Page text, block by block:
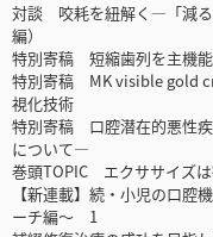
対談 咬耗を紐解く―「減る
編）
特別寄稿 短縮歯列を主機
特別寄稿 MK visible gold
視化技術
特別寄稿 口腔潜在的悪性
について―
巻頭TOPIC エクササイズ
【新連載】続・小児の口腔
ーチ編～ 1